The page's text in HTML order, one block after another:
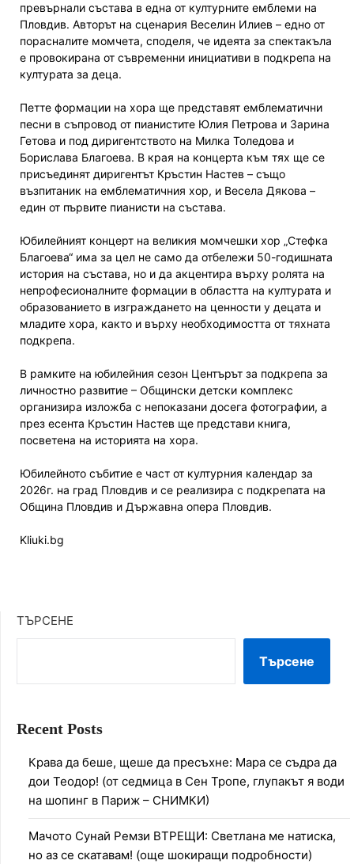
превърнали състава в една от културните емблеми на
Пловдив. Авторът на сценария Веселин Илиев – едно от
порасналите момчета, споделя, че идеята за спектакъла
е провокирана от съвременни инициативи в подкрепа на
културата за деца.
Петте формации на хора ще представят емблематични
песни в съпровод от пианистите Юлия Петрова и Зарина
Гетова и под диригентството на Милка Толедова и
Борислава Благоева. В края на концерта към тях ще се
присъединят диригентът Кръстин Настев – също
възпитаник на емблематичния хор, и Весела Дякова –
един от първите пианисти на състава.
Юбилейният концерт на великия момчешки хор „Стефка
Благоева“ има за цел не само да отбележи 50-годишната
история на състава, но и да акцентира върху ролята на
непрофесионалните формации в областта на културата и
образованието в изграждането на ценности у децата и
младите хора, както и върху необходимостта от тяхната
подкрепа.
В рамките на юбилейния сезон Центърът за подкрепа за
личностно развитие – Общински детски комплекс
организира изложба с непоказани досега фотографии, а
през есента Кръстин Настев ще представи книга,
посветена на историята на хора.
Юбилейното събитие е част от културния календар за
2026г. на град Пловдив и се реализира с подкрепата на
Община Пловдив и Държавна опера Пловдив.
Kliuki.bg
ТЪРСЕНЕ
Търсене
Recent Posts
Крава да беше, щеше да пресъхне: Мара се съдра да
дои Теодор! (от седмица в Сен Тропе, глупакът я води
на шопинг в Париж – СНИМКИ)
Мачото Сунай Ремзи ВТРЕЩИ: Светлана ме натиска,
но аз се скатавам! (още шокиращи подробности)